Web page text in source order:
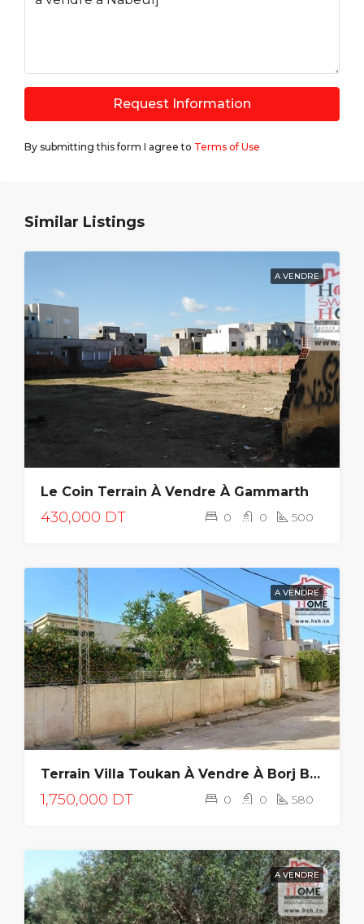
Request Information
By submitting this form I agree to Terms of Use
Similar Listings
A VENDRE
Le Coin Terrain À Vendre À Gammarth
430,000 DT 0 0 500
A VENDRE
Terrain Villa Toukan À Vendre À Borj Baccouche
1,750,000 DT 0 0 580
A VENDRE